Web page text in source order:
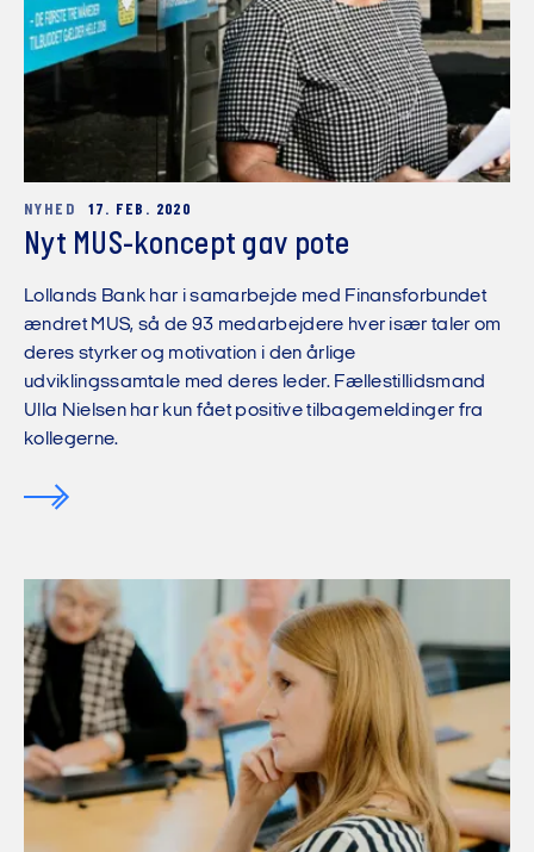
NYHED 17. FEB. 2020
Nyt MUS-koncept gav pote
Lollands Bank har i samarbejde med Finansforbundet
ændret MUS, så de 93 medarbejdere hver især taler om
deres styrker og motivation i den årlige
udviklingssamtale med deres leder. Fællestillidsmand
Ulla Nielsen har kun fået positive tilbagemeldinger fra
kollegerne.